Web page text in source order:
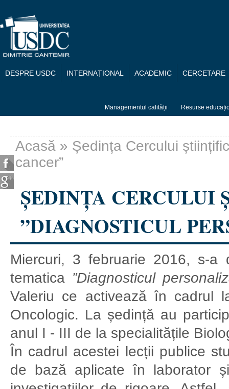
DESPRE USDC INTERNAȚIONAL ACADEMIC CERCETARE
Managementul calității Resurse
Eşti aici
Acasă » Ședința Cercului
cancer”
ȘEDINȚA CERCULUI
”DIAGNOSTICUL
Miercuri, 3 februarie 2016, s-a
tematica ”Diagnosticul
Valeriu ce activează în cadrul
Oncologic. La ședință au
anul I - III de la specialitățile
În cadrul acestei lecții publice
de bază aplicate în laborator